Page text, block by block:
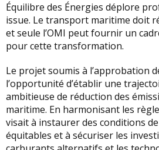
Équilibre des Énergies déplore
issue. Le transport maritime doit
et seule l’OMI peut fournir un
pour cette transformation.
Le projet soumis à l’approbation
l’opportunité d’établir une
ambitieuse de réduction des
maritime. En harmonisant les
visait à instaurer des conditions
équitables et à sécuriser les